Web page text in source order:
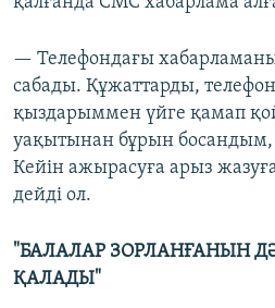
— Телефондағы
сабады. Құжаттарды,
қыздарыммен үйге қамап
уақытынан бұрын
Кейін ажырасуға арыз
дейді ол.
"БАЛАЛАР ЗОРЛАНҒАНЫН
ҚАЛАДЫ"